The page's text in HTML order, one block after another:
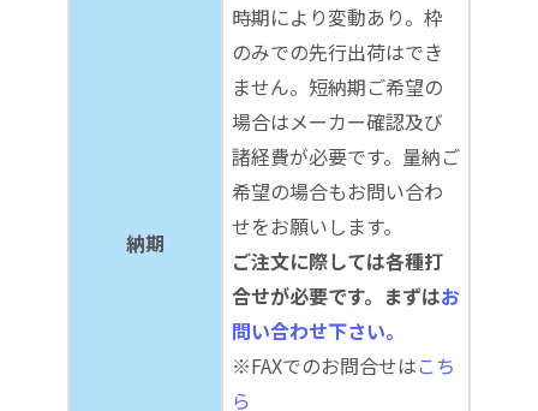
納期
時期により変動あり。枠
のみでの先行出荷はでき
ません。短納期ご希望の
場合はメーカー確認及び
諸経費が必要です。量納ご
希望の場合もお問い合わ
せをお願いします。
ご注文に際しては各種打
合せが必要です。まずはお
問い合わせ下さい。
※FAXでのお問合せはこち
ら